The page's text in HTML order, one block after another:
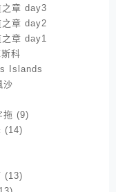
之章 day3
之章 day2
章 day1
科
Islands
沙
拖 (9)
(14)
(13)